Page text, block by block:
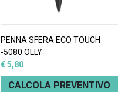
PENNA SFERA ECO TOUCH
-5080 OLLY
€ 5,80
CALCOLA PREVENTIVO